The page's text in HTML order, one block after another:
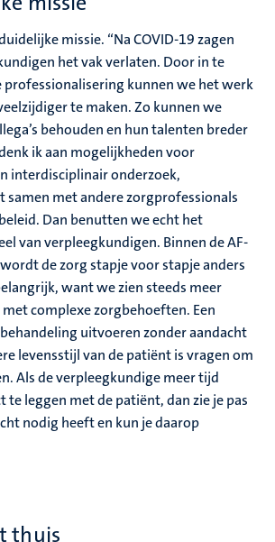
missie. “Na COVID-19 zagen
het vak verlaten. Door in te
professionalisering kunnen we het werk
te maken. Zo kunnen we
behouden en hun talenten breder
ik aan mogelijkheden voor
interdisciplinair onderzoek,
samen met andere zorgprofessionals
Dan benutten we echt het
van verpleegkundigen. Binnen de AF-
de zorg stapje voor stapje anders
want we zien steeds meer
complexe zorgbehoeften. Een
uitvoeren zonder aandacht
levensstijl van de patiënt is vragen om
Als de verpleegkundige meer tijd
te leggen met de patiënt, dan zie je pas
nodig heeft en kun je daarop
thuis